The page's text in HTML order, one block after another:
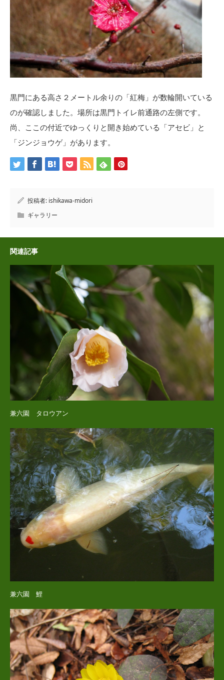
黒門にある高さ２メートル余りの「紅梅」が数輪開いている
のが確認しました。場所は黒門トイレ前通路の左側です。
尚、ここの付近でゆっくりと開き始めている「アセビ」と
「ジンジョウゲ」があります。
投稿者: ishikawa-midori
ギャラリー
関連記事
兼六園 タロウアン
兼六園 鯉